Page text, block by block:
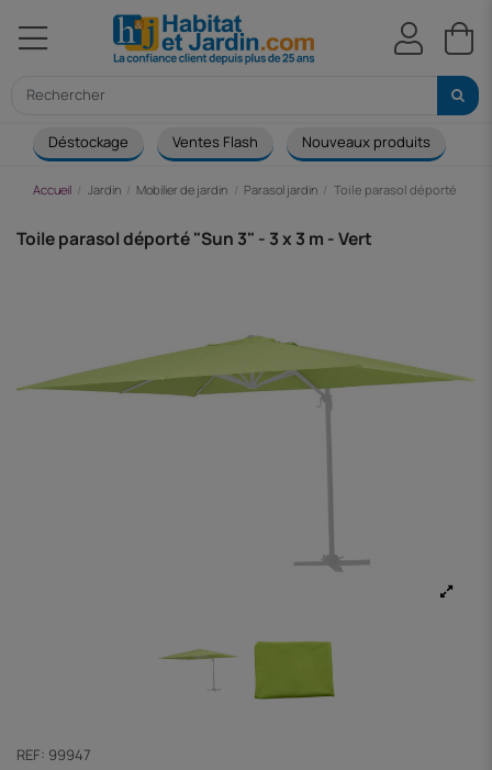
Déstockage Ventes Flash Nouveaux produits
Accueil Jardin Mobilier de jardin Parasol jardin Toile parasol déporté "Sun
Toile parasol déporté "Sun 3" - 3 x 3 m - Vert
REF: 99947